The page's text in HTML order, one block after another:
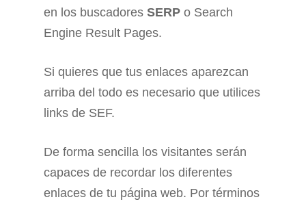
en los buscadores SERP o Search
Engine Result Pages.
Si quieres que tus enlaces aparezcan
arriba del todo es necesario que utilices
links de SEF.
De forma sencilla los visitantes serán
capaces de recordar los diferentes
enlaces de tu página web. Por términos